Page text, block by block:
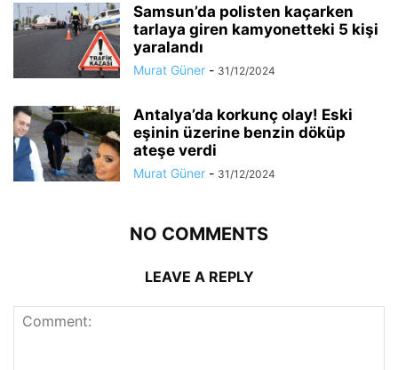
Samsun’da polisten kaçarken
tarlaya giren kamyonetteki 5 kişi
yaralandı
Murat Güner - 31/12/2024
Antalya’da korkunç olay! Eski
eşinin üzerine benzin döküp
ateşe verdi
Murat Güner - 31/12/2024
NO COMMENTS
LEAVE A REPLY